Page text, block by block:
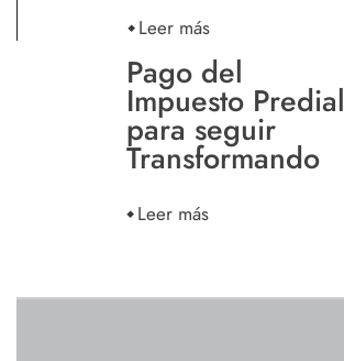
Leer más
Pago del
Impuesto Predial
para seguir
Transformando
Leer más